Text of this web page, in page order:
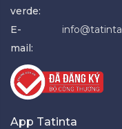
verde:
E-
mail:
App Tatinta